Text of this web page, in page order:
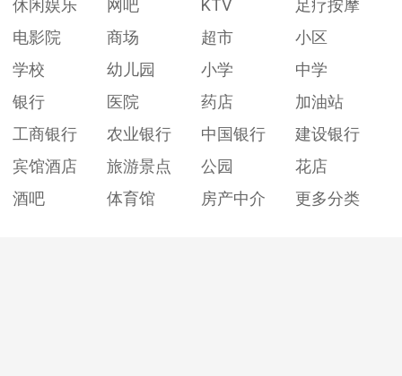
休闲娱乐
网吧 KTV
足疗按摩
电影院
商场 超市
小区
学校
幼儿园 小学
中学
银行
医院 药店
加油站
工商银行
农业银行 中国银行
建设银行
宾馆酒店
旅游景点 公园
花店
酒吧
体育馆 房产中介 更多分类